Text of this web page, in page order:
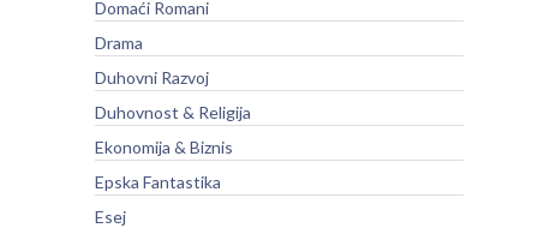
Domaći Romani
Drama
Duhovni Razvoj
Duhovnost & Religija
Ekonomija & Biznis
Epska Fantastika
Esej